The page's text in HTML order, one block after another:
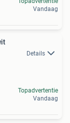
Vandaag
Details
Topadvertentie
Vandaag